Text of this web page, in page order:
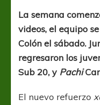
La semana
videos, el equipo
Colón el sábado.
regresaron los
Sub 20, y Pachi
El nuevo refuerzo